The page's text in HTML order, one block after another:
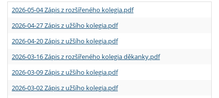
2026-05-04 Zápis z rozšířeného kolegia.pdf
2026-04-27 Zápis z užšího kolegia.pdf
2026-04-20 Zápis z užšího kolegia.pdf
2026-03-16 Zápis z rozšířeného kolegia děkanky.pdf
2026-03-09 Zápis z užšího kolegia.pdf
2026-03-02 Zápis z užšího kolegia.pdf